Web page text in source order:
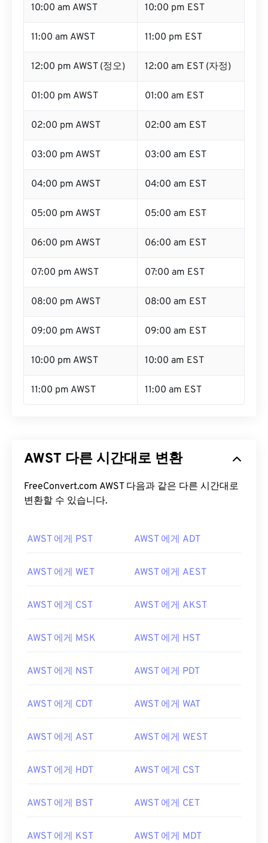
10:00 am AWST 10:00 pm EST
11:00 am AWST 11:00 pm EST
12:00 pm AWST (정오) 12:00 am EST (자정)
01:00 pm AWST 01:00 am EST
02:00 pm AWST 02:00 am EST
03:00 pm AWST 03:00 am EST
04:00 pm AWST 04:00 am EST
05:00 pm AWST 05:00 am EST
06:00 pm AWST 06:00 am EST
07:00 pm AWST 07:00 am EST
08:00 pm AWST 08:00 am EST
09:00 pm AWST 09:00 am EST
10:00 pm AWST 10:00 am EST
11:00 pm AWST 11:00 am EST
AWST 다른 시간대로 변환
FreeConvert.com AWST 다음과 같은 다른 시간대로
변환할 수 있습니다.
AWST 에게 PST AWST 에게 ADT
AWST 에게 WET AWST 에게 AEST
AWST 에게 CST AWST 에게 AKST
AWST 에게 MSK AWST 에게 HST
AWST 에게 NST AWST 에게 PDT
AWST 에게 CDT AWST 에게 WAT
AWST 에게 AST AWST 에게 WEST
AWST 에게 HDT AWST 에게 CST
AWST 에게 BST AWST 에게 CET
AWST 에게 KST AWST 에게 MDT